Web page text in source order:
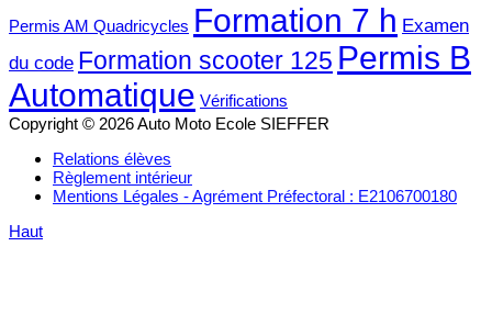
Permis AM Quadricycles Formation 7 h Examen
du code Formation scooter 125 Permis B
Automatique Vérifications
Copyright © 2026 Auto Moto Ecole SIEFFER
Relations élèves
Règlement intérieur
Mentions Légales - Agrément Préfectoral : E2106700180
Haut